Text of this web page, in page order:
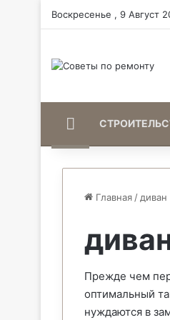
Воскресенье , 9 Август
Home
Главная / диван
Прежде чем
оптимальный
нуждаются в